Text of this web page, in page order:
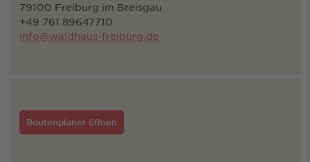
79100 Freiburg im Breisgau
+49 761 89647710
info@waldhaus-freiburg.de
Routenplaner öffnen